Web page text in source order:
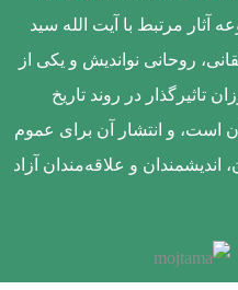
آثار مرتبط با آیت الله سید
روحانی نواندیش و یکی از
تاثیرگذار در روند تاریخ
است، و انتشار آن برای عموم
اندیشمندان و علاقه‌مندان آزاد